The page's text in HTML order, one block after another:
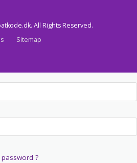
All Rights Reserved.
Sitemap
?